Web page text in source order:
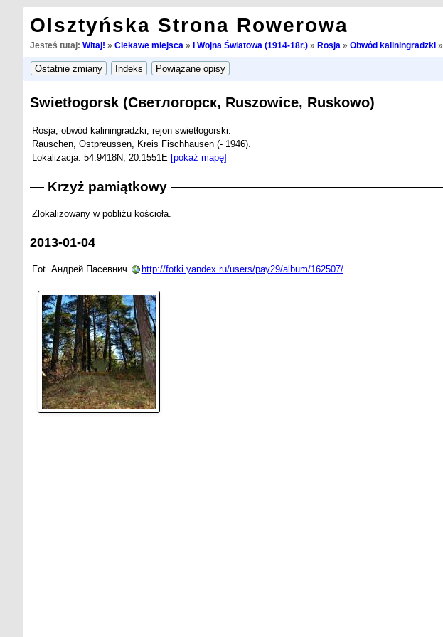
Olsztyńska Strona Rowerowa
Jesteś tutaj: Witaj! » Ciekawe miejsca » I Wojna Światowa (1914-18r.)» Rosja » Obwód kaliningradzki»
Swietłogorsk (Светлогорск, Ruszowice, Ruskowo)
Rosja, obwód kaliningradzki, rejon swietłogorski.
Rauschen, Ostpreussen, Kreis Fischhausen (- 1946).
Lokalizacja: 54.9418N, 20.1551E [pokaż mapę]
Krzyż pamiątkowy
Zlokalizowany w pobliżu kościoła.
2013-01-04
Fot. Андрей Пасевнич http://fotki.yandex.ru/users/pay29/album/162507/